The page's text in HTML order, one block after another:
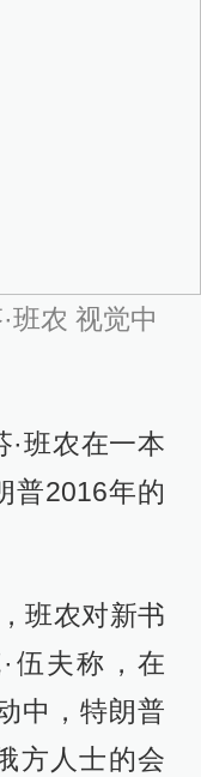
班农 视觉中
·班农在一本
普2016年的
班农对新书
伍夫称，在
中，特朗普
方人士的会